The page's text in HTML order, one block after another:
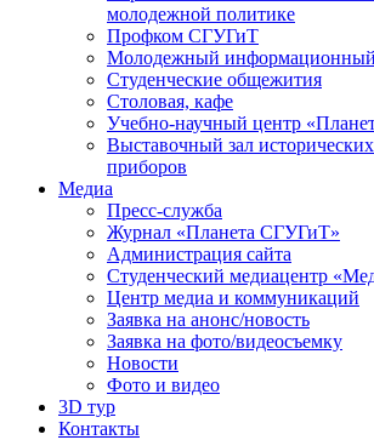
молодежной политике
Профком СГУГиТ
Молодежный
Студенческие общежития
Столовая, кафе
Учебно-научный центр
Выставочный зал
приборов
Медиа
Пресс-служба
Журнал «Планета СГУГиТ»
Администрация сайта
Студенческий медиацентр
Центр медиа и коммуникаций
Заявка на анонс/новость
Заявка на фото/видеосъемку
Новости
Фото и видео
3D тур
Контакты